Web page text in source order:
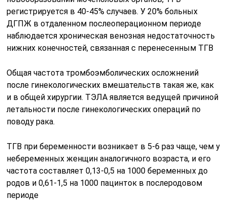
регистрируется в 40-45% случаев. У 20% больных
ДГПЖ в отдаленном послеоперационном периоде
наблюдается хроническая венозная недостаточность
нижних конечностей, связанная с перенесенным ТГВ
Общая частота тромбоэмболических осложнений
после гинекологических вмешательств такая же, как
и в общей хирургии. ТЭЛА является ведущей причиной
летальности после гинекологических операций по
поводу рака.
ТГВ при беременности возникает в 5-6 раз чаще, чем у
небеременных женщин аналогичного возраста, и его
частота составляет 0,13-0,5 на 1000 беременных до
родов и 0,61-1,5 на 1000 пацинток в послеродовом
периоде